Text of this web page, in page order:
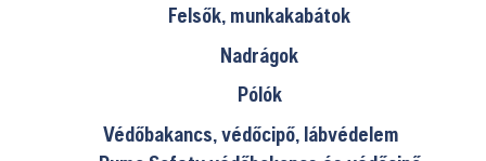
Felsők, munkakabátok
Nadrágok
Pólók
Védőbakancs, védőcipő, lábvédelem